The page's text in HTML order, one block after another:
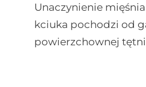
Unaczynienie
kciuka pochodzi od
powierzchownej